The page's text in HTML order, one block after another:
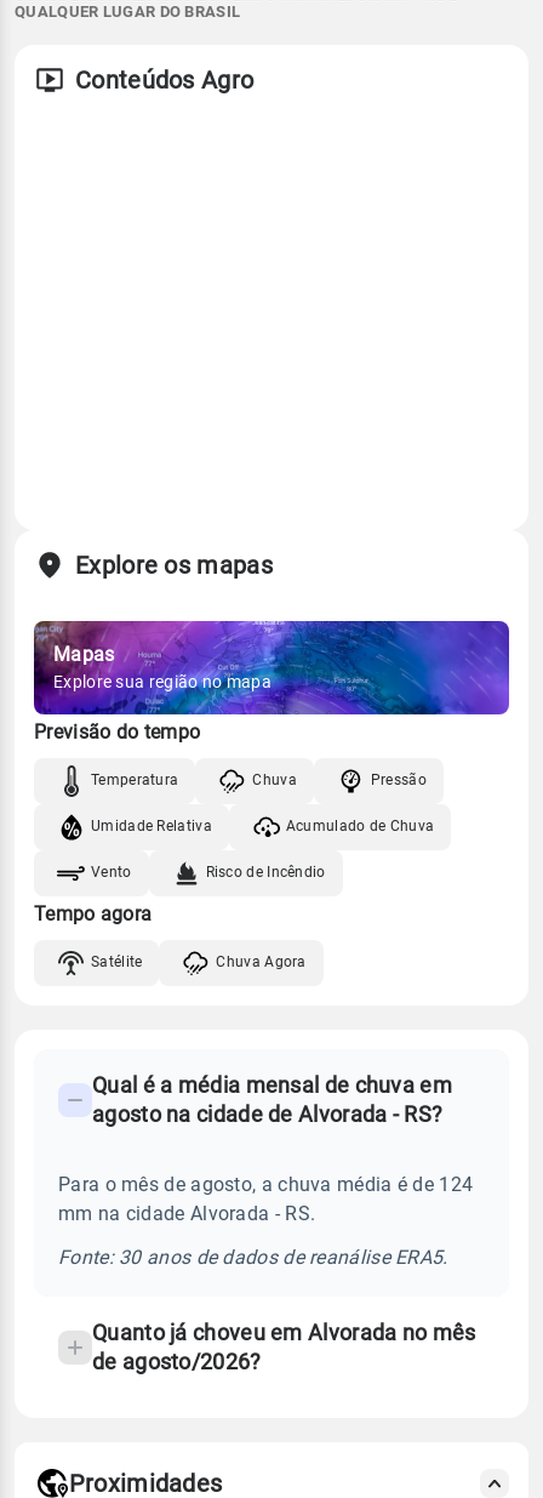
QUALQUER LUGAR DO BRASIL
Conteúdos Agro
Explore os mapas
Mapas
Explore sua região no mapa
Previsão do tempo
Temperatura Chuva Pressão
Umidade Relativa Acumulado de Chuva
Vento Risco de Incêndio
Tempo agora
Satélite Chuva Agora
Perguntas
sobre
chuva
Qual é a média mensal de chuva em
agosto na cidade de Alvorada - RS?
Para o mês de agosto, a chuva média é de 124
mm na cidade Alvorada - RS.
Fonte: 30 anos de dados de reanálise ERA5.
Quanto já choveu em Alvorada no mês
de agosto/2026?
Proximidades